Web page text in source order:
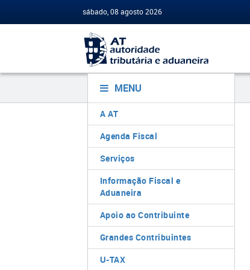
sábado, 08 agosto 2026
MENU
A AT
Agenda Fiscal
Serviços
Informação Fiscal e
Aduaneira
Apoio ao Contribuinte
Grandes Contribuintes
U-TAX